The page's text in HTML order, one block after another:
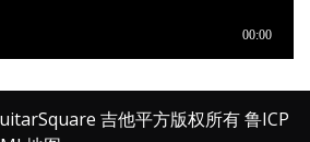
吉他平方版权所有鲁ICP